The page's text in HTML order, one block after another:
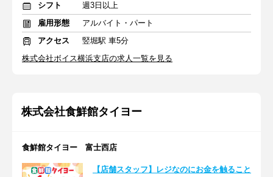
シフト
週3日以上
雇用形態
アルバイト・パート
アクセス
竪堀駅 車5分
株式会社ボイス横浜支店の求人一覧を見る
株式会社食鮮館タイヨー
食鮮館タイヨー 富士西店
【店舗スタッフ】レジなのにお金を触ること